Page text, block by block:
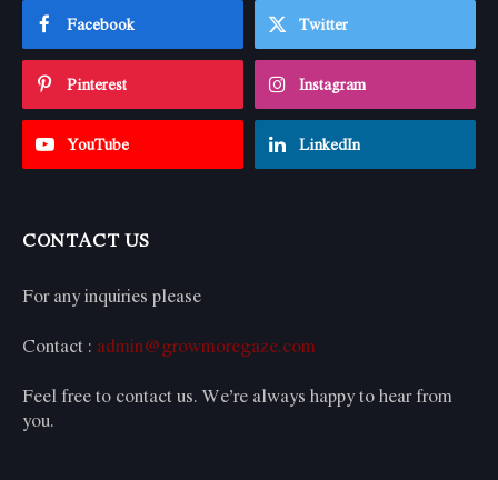
Facebook Twitter
Pinterest Instagram
YouTube LinkedIn
CONTACT US
For any inquiries please
Contact : admin@growmoregaze.com
Feel free to contact us. We’re always happy to hear from
you.